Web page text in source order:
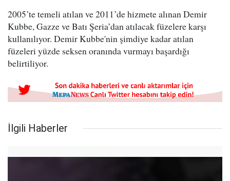
2005’te temeli atılan ve 2011’de hizmete alınan Demir
Kubbe, Gazze ve Batı Şeria’dan atılacak füzelere karşı
kullanılıyor. Demir Kubbe'nin şimdiye kadar atılan
füzeleri yüzde seksen oranında vurmayı başardığı
belirtiliyor.
İlgili Haberler